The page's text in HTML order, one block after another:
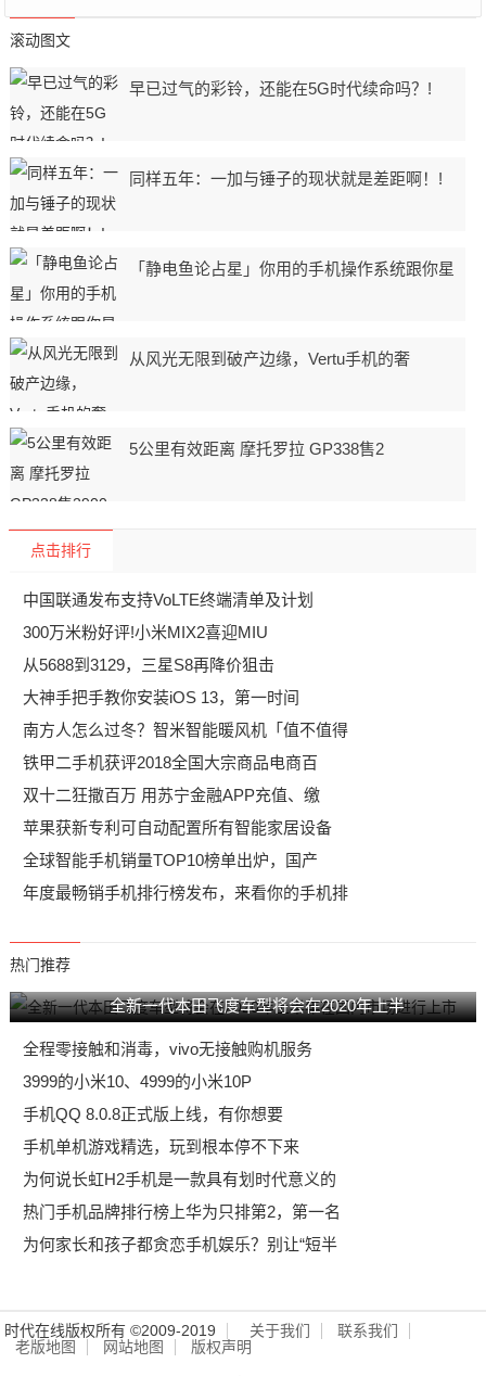
滚动图文
早已过气的彩铃，还能在5G时代续命吗？!
同样五年：一加与锤子的现状就是差距啊！!
「静电鱼论占星」你用的手机操作系统跟你星
从风光无限到破产边缘，Vertu手机的奢
5公里有效距离 摩托罗拉 GP338售2
点击排行
中国联通发布支持VoLTE终端清单及计划
300万米粉好评!小米MIX2喜迎MIU
从5688到3129，三星S8再降价狙击
大神手把手教你安装iOS 13，第一时间
南方人怎么过冬？智米智能暖风机「值不值得
铁甲二手机获评2018全国大宗商品电商百
双十二狂撒百万 用苏宁金融APP充值、缴
苹果获新专利可自动配置所有智能家居设备
全球智能手机销量TOP10榜单出炉，国产
年度最畅销手机排行榜发布，来看你的手机排
热门推荐
全新一代本田飞度车型将会在2020年上半
全程零接触和消毒，vivo无接触购机服务
3999的小米10、4999的小米10P
手机QQ 8.0.8正式版上线，有你想要
手机单机游戏精选，玩到根本停不下来
为何说长虹H2手机是一款具有划时代意义的
热门手机品牌排行榜上华为只排第2，第一名
为何家长和孩子都贪恋手机娱乐？别让“短半
时代在线版权所有 ©2009-2019 关于我们
联系我们
老版地图
网站地图 版权声明